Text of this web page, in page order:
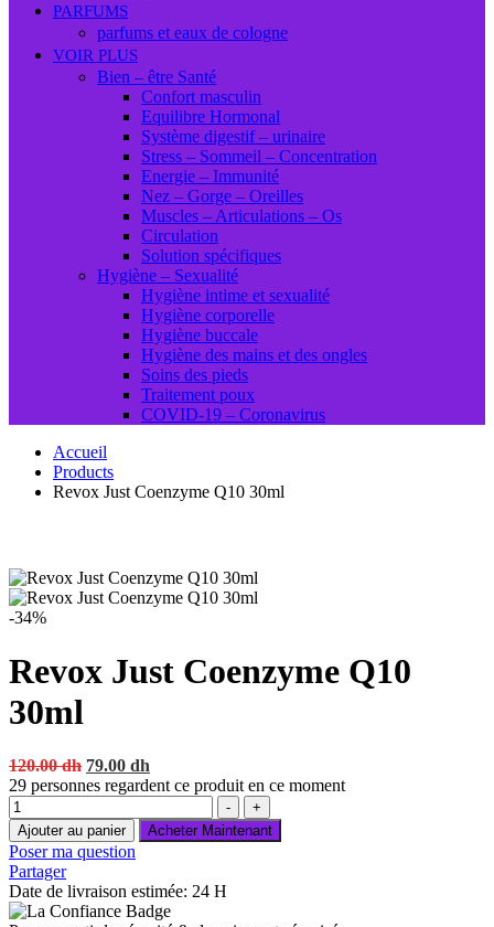
PARFUMS
parfums et eaux de cologne
VOIR PLUS
Bien – être Santé
Confort masculin
Equilibre Hormonal
Système digestif – urinaire
Stress – Sommeil – Concentration
Energie – Immunité
Nez – Gorge – Oreilles
Muscles – Articulations – Os
Circulation
Solution spécifiques
Hygiène – Sexualité
Hygiène intime et sexualité
Hygiène corporelle
Hygiène buccale
Hygiène des mains et des ongles
Soins des pieds
Traitement poux
COVID-19 – Coronavirus
Accueil
Products
Revox Just Coenzyme Q10 30ml
-34%
Revox Just Coenzyme Q10
30ml
120.00dh Original
price
120.00 dh.
79.00 dh
price
79.00 dh.
29 personnes regardent ce produit en ce moment
Quantité
-
+
Ajouter au panier
Acheter Maintenant
Poser ma question
Partager
Date de livraison estimée: 24 H